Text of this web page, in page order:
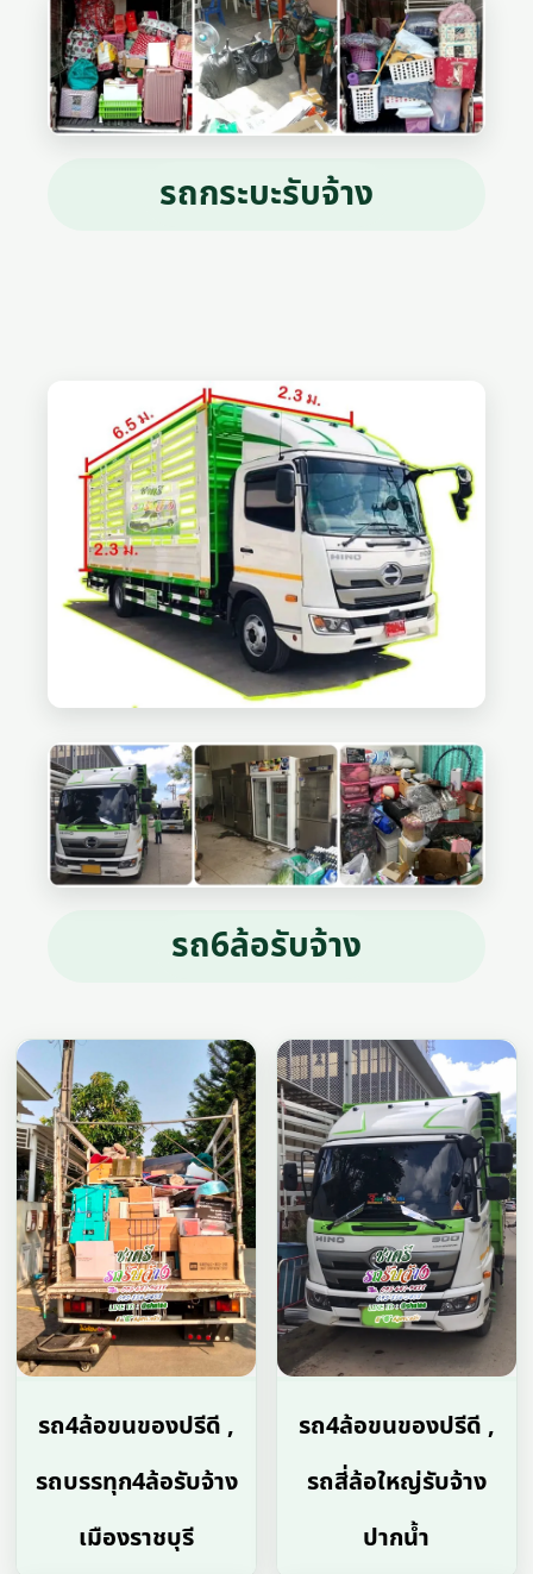
รถกระบะรับจ้าง
รถ6ล้อรับจ้าง
รถ4ล้อขนของปรีดี ,
รถบรรทุก4ล้อรับจ้าง
เมืองราชบุรี
รถ4ล้อขนของปรีดี ,
รถสี่ล้อใหญ่รับจ้าง
ปากน้ำ